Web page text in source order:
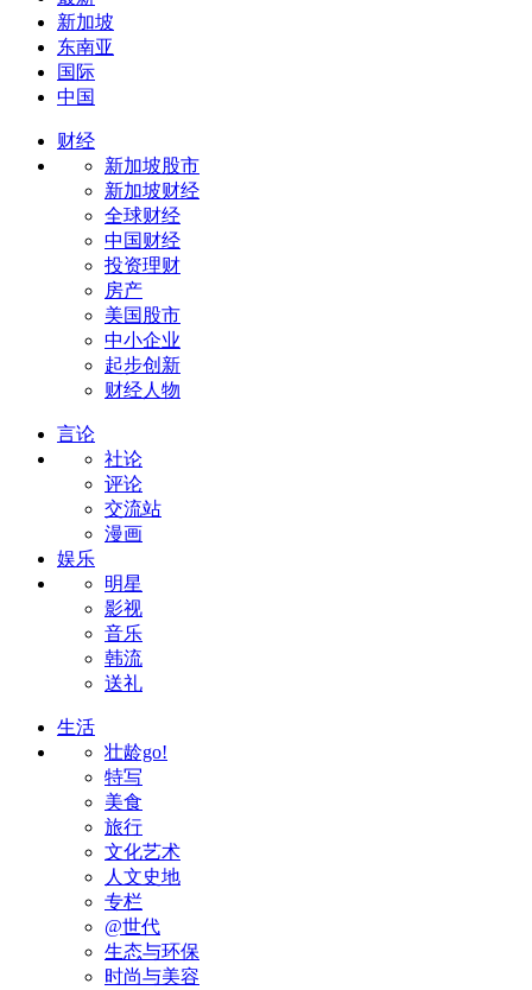
新加坡
东南亚
国际
中国
财经
新加坡股市
新加坡财经
全球财经
中国财经
投资理财
房产
美国股市
中小企业
起步创新
财经人物
言论
社论
评论
交流站
漫画
娱乐
明星
影视
音乐
韩流
送礼
生活
壮龄go!
特写
美食
旅行
文化艺术
人文史地
专栏
@世代
生态与环保
时尚与美容